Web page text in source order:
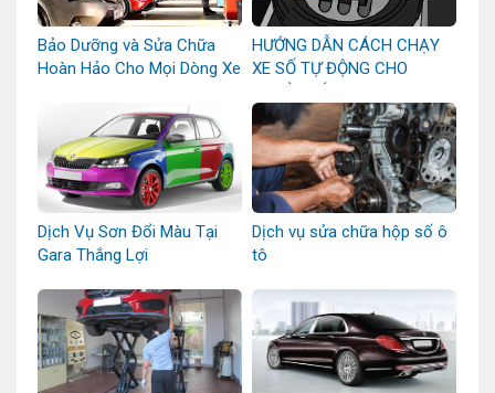
Bảo Dưỡng và Sửa Chữa
Hoàn Hảo Cho Mọi Dòng Xe
HƯỚNG DẪN CÁCH CHẠY
XE SỐ TỰ ĐỘNG CHO
Dịch Vụ Sơn Đổi Màu Tại
Gara Thắng Lợi
Dịch vụ sửa chữa hộp số ô
tô